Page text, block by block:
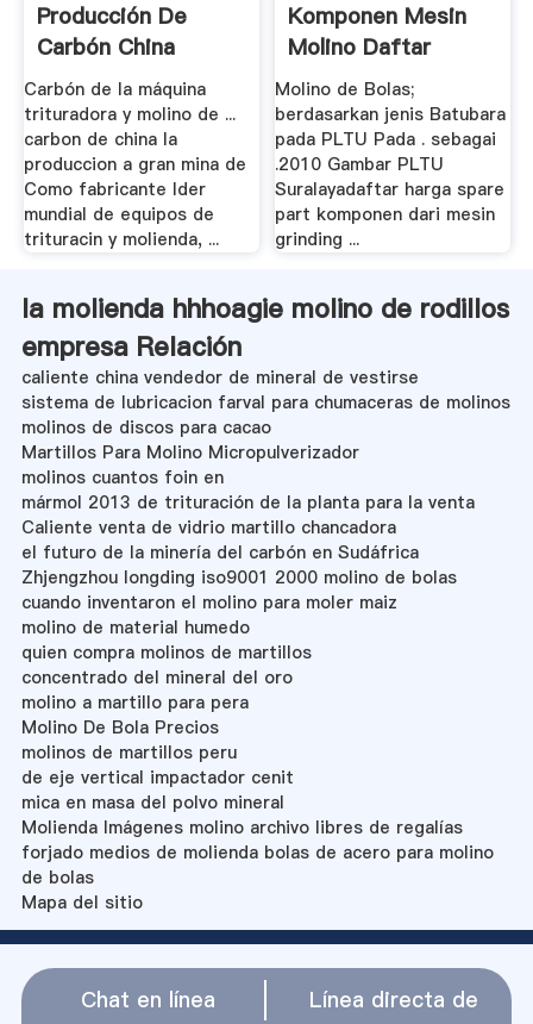
Producción De
Carbón China
Carbón de la máquina
trituradora y molino de ...
carbon de china la
produccion a gran mina de
Como fabricante lder
mundial de equipos de
trituracin y molienda, ...
Komponen Mesin
Molino Daftar
Molino de Bolas;
berdasarkan jenis Batubara
pada PLTU Pada . sebagai
.2010 Gambar PLTU
Suralayadaftar harga spare
part komponen dari mesin
grinding ...
la molienda hhhoagie molino de rodillos
empresa Relación
caliente china vendedor de mineral de vestirse
sistema de lubricacion farval para chumaceras de molinos
molinos de discos para cacao
Martillos Para Molino Micropulverizador
molinos cuantos foin en
mármol 2013 de trituración de la planta para la venta
Caliente venta de vidrio martillo chancadora
el futuro de la minería del carbón en Sudáfrica
Zhjengzhou longding iso9001 2000 molino de bolas
cuando inventaron el molino para moler maiz
molino de material humedo
quien compra molinos de martillos
concentrado del mineral del oro
molino a martillo para pera
Molino De Bola Precios
molinos de martillos peru
de eje vertical impactador cenit
mica en masa del polvo mineral
Molienda Imágenes molino archivo libres de regalías
forjado medios de molienda bolas de acero para molino
de bolas
Mapa del sitio
Chat en línea Línea directa de